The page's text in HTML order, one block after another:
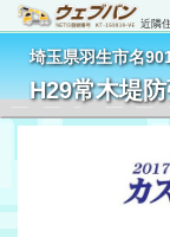
近隣
埼玉県羽生市名
H29常木堤